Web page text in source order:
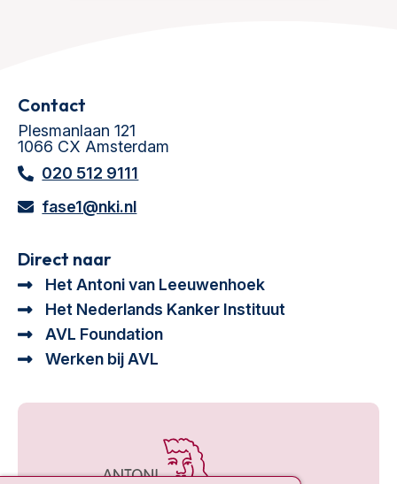
Contact
Plesmanlaan 121
1066 CX Amsterdam
020 512 9111
fase1@nki.nl
Direct naar
Het Antoni van Leeuwenhoek
Het Nederlands Kanker Instituut
AVL Foundation
Werken bij AVL